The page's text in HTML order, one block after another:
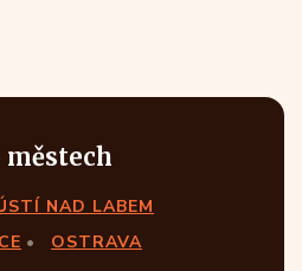
městech
NAD LABEM
OSTRAVA